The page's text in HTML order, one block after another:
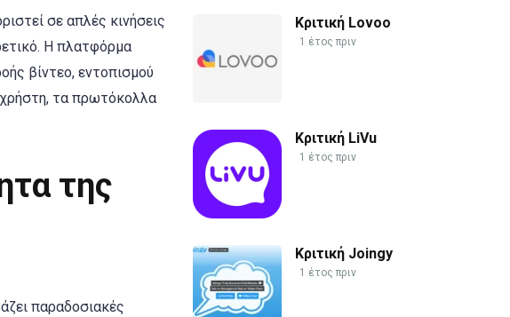
σε απλές κινήσεις
Η πλατφόρμα
βίντεο, εντοπισμού
χρήστη, τα πρωτόκολλα
της
παραδοσιακές
Κριτική Lovoo
1 έτος πριν
Κριτική LiVu
1 έτος πριν
Κριτική Joingy
1 έτος πριν